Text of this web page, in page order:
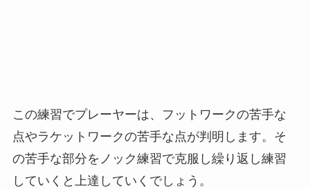
この練習でプレーヤーは、フットワークの苦手な
点やラケットワークの苦手な点が判明します。そ
の苦手な部分をノック練習で克服し繰り返し練習
していくと上達していくでしょう。